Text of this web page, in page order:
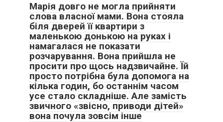
Хотілося захистити доньку.
— Вона не така.
— Ларисо, вона не погана. Просто дуже швидко звикає
до того, що їй зручно.
Ці слова надовго засіли в голові.
Марія довго не могла прийняти
слова власної мами. Вона стояла
біля дверей її квартири з
маленькою донькою на руках і
намагалася не показати
розчарування. Вона прийшла не
просити про щось надзвичайне. Їй
просто потрібна була допомога на
кілька годин, бо останнім часом
усе стало складніше. Але замість
звичного «звісно, приводи дітей»
вона почула зовсім інше